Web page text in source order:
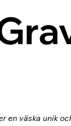
väska unik